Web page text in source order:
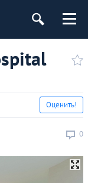
0
Оценить!